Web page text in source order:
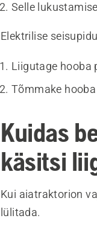
Selle
Elektrilise
Liigutage hooba
Tõmmake
Kuidas
käsitsi
Kui aiatraktorion
lülitada.